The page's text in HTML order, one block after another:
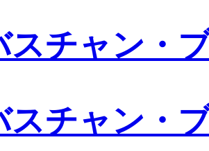
スチャン・
スチャン・